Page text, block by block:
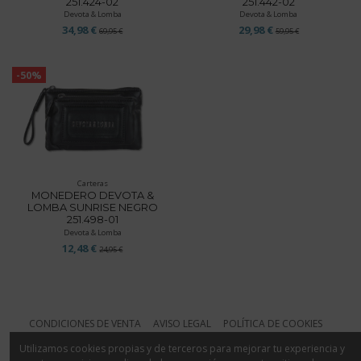
Devota & Lomba
34,98 €69,95 €
Devota & Lomba
29,98 € 59,95 €
-50%
Carteras
MONEDERO DEVOTA &
LOMBA SUNRISE NEGRO
251.498-01
Devota & Lomba
12,48 €24,95 €
CONDICIONES DE VENTA AVISO LEGAL POLÍTICA DE COOKIES
Utilizamos cookies propias y de terceros para mejorar tu experiencia y